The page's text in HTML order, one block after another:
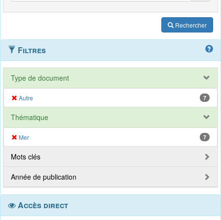
Rechercher
Filtres
Type de document
Autre 7
Thématique
Mer 7
Mots clés
Année de publication
Accès direct